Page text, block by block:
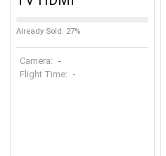
Already Sold: 27%
Camera: -
Flight Time: -